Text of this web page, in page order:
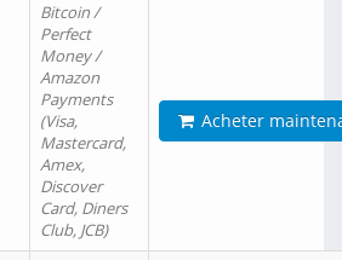
Bitcoin /
Perfect
Money /
Amazon
Payments
(Visa,
Mastercard,
Amex,
Discover
Card, Diners
Club, JCB)
Acheter